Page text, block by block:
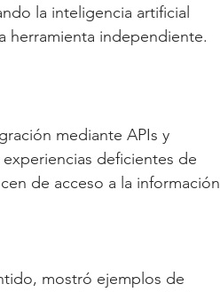
la inteligencia artificial
herramienta independiente.
mediante APIs y
deficientes de
de acceso a la información
mostró ejemplos de